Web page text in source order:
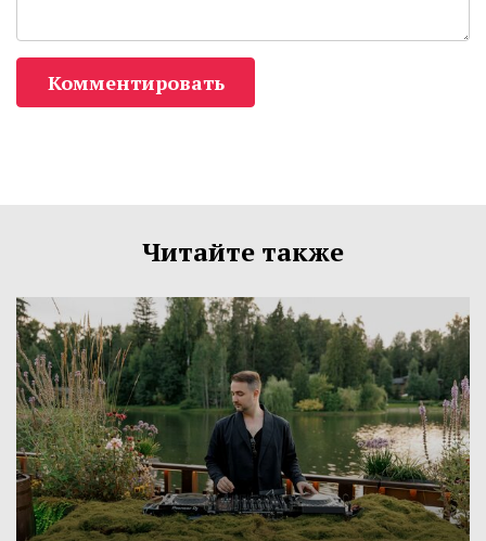
Комментировать
Читайте также